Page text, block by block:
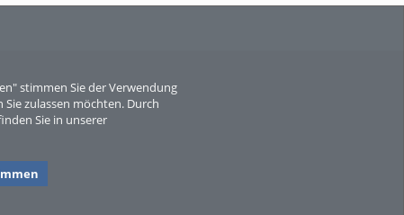
stimmen Sie der Verwendung
zulassen möchten. Durch
Sie in unserer
Sperber